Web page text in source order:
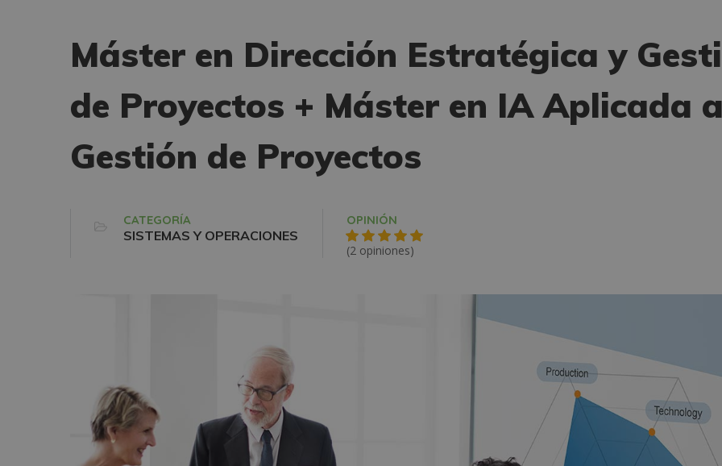
Máster en Dirección Estratégica y
de Proyectos + Máster en IA Aplicada
Gestión de Proyectos
CATEGORÍA
SISTEMAS Y OPERACIONES
OPINIÓN
(2 opiniones)